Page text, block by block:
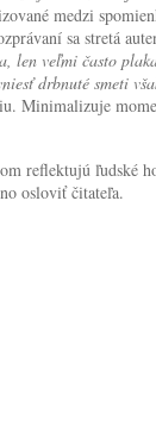
medzi
sa stretá
len veľmi často
drbnuté smeti
Minimalizuje
reflektujú ľudské
osloviť čitateľa.